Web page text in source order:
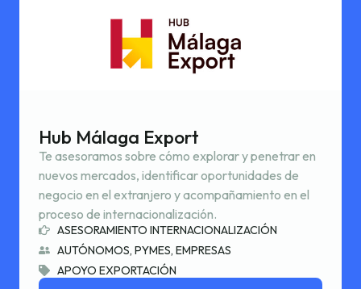
Hub Málaga Export
Te asesoramos sobre cómo explorar y penetrar en
nuevos mercados, identificar oportunidades de
negocio en el extranjero y acompañamiento en el
proceso de internacionalización.
ASESORAMIENTO INTERNACIONALIZACIÓN
AUTÓNOMOS, PYMES, EMPRESAS
APOYO EXPORTACIÓN